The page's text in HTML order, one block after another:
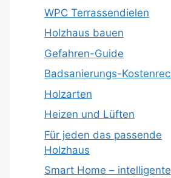
WPC Terrassendielen
Holzhaus bauen
Gefahren-Guide
Badsanierungs-
Holzarten
Heizen und Lüften
Für jeden das passende
Holzhaus
Smart Home – intelligente